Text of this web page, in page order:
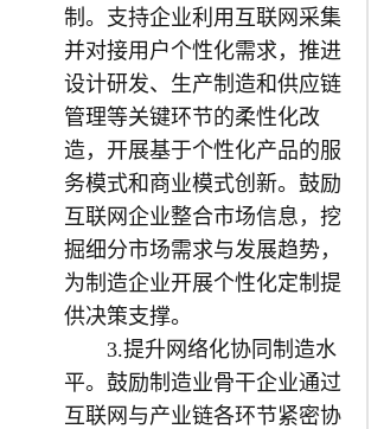
制。支持企业利用互联网采集
并对接用户个性化需求，推进
设计研发、生产制造和供应链
管理等关键环节的柔性化改
造，开展基于个性化产品的服
务模式和商业模式创新。鼓励
互联网企业整合市场信息，挖
掘细分市场需求与发展趋势，
为制造企业开展个性化定制提
供决策支撑。
3.提升网络化协同制造水
平。鼓励制造业骨干企业通过
互联网与产业链各环节紧密协